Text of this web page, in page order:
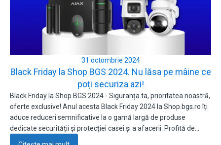
31 octombrie 2024
Black Friday la Shop BGS 2024. Nu lăsa pe mâine ce
poți securiza azi!
Black Friday la Shop BGS 2024 - Siguranța ta, prioritatea noastră,
oferte exclusive! Anul acesta Black Friday 2024 la Shop.bgs.ro îți
aduce reduceri semnificative la o gamă largă de produse
dedicate securității și protecției casei și a afacerii. Profită de…